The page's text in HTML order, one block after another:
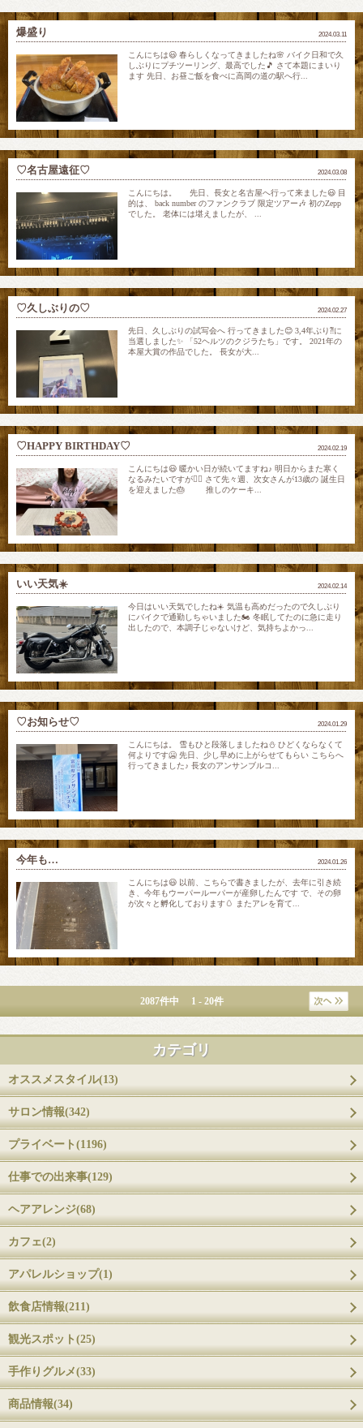
2024.03.11
爆盛り
こんにちは😃 春らしくなってきましたね🌸 バイク日和で久
しぶりにプチツーリング、最高でした🎵 さて本題にまいり
ます 先日、お昼ご飯を食べに高岡の道の駅へ行...
2024.03.08
♡名古屋遠征♡
こんにちは。 先日、長女と名古屋へ行って来ました😃 目
的は、 back number のファンクラブ 限定ツアー🎶 初のZepp
でした。 老体には堪えましたが、 ...
2024.02.27
♡久しぶりの♡
先日、久しぶりの試写会へ 行ってきました😊 3,4年ぶり⁈に
当選しました✨ 「52ヘルツのクジラたち」です。 2021年の
本屋大賞の作品でした。 長女が大...
2024.02.19
♡HAPPY BIRTHDAY♡
こんにちは😃 暖かい日が続いてますね♪ 明日からまた寒く
なるみたいですが😮‍💨 さて先々週、次女さんが13歳の 誕生日
を迎えました🎂 推しのケーキ...
2024.02.14
いい天気☀️
今日はいい天気でしたね☀️ 気温も高めだったので久しぶり
にバイクで通勤しちゃいました🏍️ 冬眠してたのに急に走り
出したので、本調子じゃないけど、気持ちよかっ...
2024.01.29
♡お知らせ♡
こんにちは。 雪もひと段落しましたね⛄️ ひどくならなくて
何よりです🥶 先日、少し早めに上がらせてもらい こちらへ
行ってきました♪ 長女のアンサンブルコ...
2024.01.26
今年も…
こんにちは😃 以前、こちらで書きましたが、去年に引き続
き、今年もウーパールーパーが産卵したんです で、その卵
が次々と孵化しております🥚 またアレを育て...
2087件中 1 - 20件
カテゴリ
オススメスタイル(13)
サロン情報(342)
プライベート(1196)
仕事での出来事(129)
ヘアアレンジ(68)
カフェ(2)
アパレルショップ(1)
飲食店情報(211)
観光スポット(25)
手作りグルメ(33)
商品情報(34)